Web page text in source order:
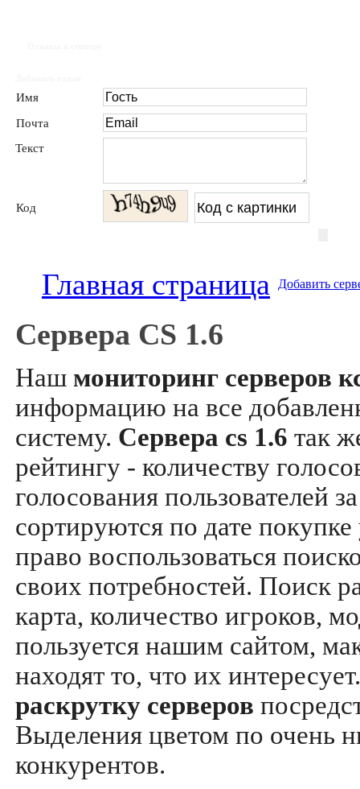
Имя
Почта
Текст
Код
Главная страница Добавить
Сервера CS 1.6
Наш мониторинг серверов
информацию на все
систему. Сервера cs 1.6 так
рейтингу - количеству
голосования пользователей
сортируются по дате
право воспользоваться
своих потребностей. Поиск
карта, количество игроков,
пользуется нашим сайтом,
находят то, что их
раскрутку серверов
Выделения цветом по очень
конкурентов.